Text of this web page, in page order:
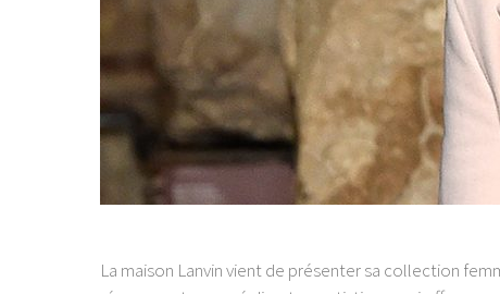
La maison Lanvin vient de présenter sa collection